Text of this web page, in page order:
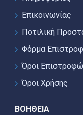
Επικοινωνίας
Ποτιλική
Φόρμα
Όροι
Όροι Χρήσης
ΒΟΉΘΕΙΑ